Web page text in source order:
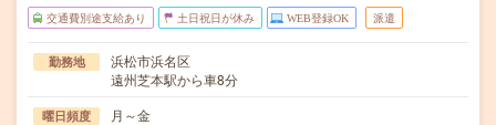
交通費別途支給あり 土日祝日が休み WEB登録OK 派遣
勤務地
浜松市浜名区
遠州芝本駅から車8分
曜日頻度 月～金